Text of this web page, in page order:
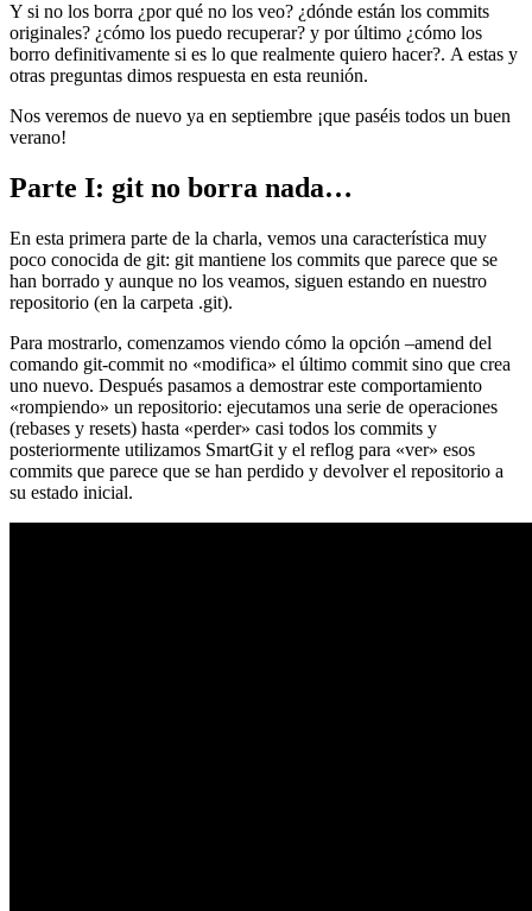
Y si no los borra ¿por qué no los veo? ¿dónde están los commits
originales? ¿cómo los puedo recuperar? y por último ¿cómo los
borro definitivamente si es lo que realmente quiero hacer?. A estas y
otras preguntas dimos respuesta en esta reunión.
Nos veremos de nuevo ya en septiembre ¡que paséis todos un buen
verano!
Parte I: git no borra nada…
En esta primera parte de la charla, vemos una característica muy
poco conocida de git: git mantiene los commits que parece que se
han borrado y aunque no los veamos, siguen estando en nuestro
repositorio (en la carpeta .git).
Para mostrarlo, comenzamos viendo cómo la opción –amend del
comando git-commit no «modifica» el último commit sino que crea
uno nuevo. Después pasamos a demostrar este comportamiento
«rompiendo» un repositorio: ejecutamos una serie de operaciones
(rebases y resets) hasta «perder» casi todos los commits y
posteriormente utilizamos SmartGit y el reflog para «ver» esos
commits que parece que se han perdido y devolver el repositorio a
su estado inicial.